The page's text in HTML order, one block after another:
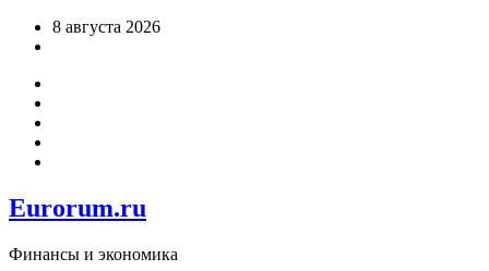
Перейти8 августа 2026
Eurorum.ru
Финансы и экономика